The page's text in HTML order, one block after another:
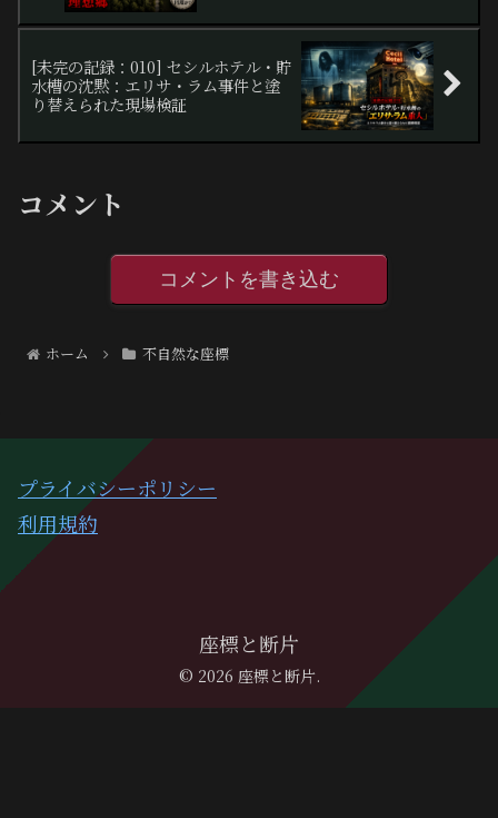
[未完の記録：010] セシルホテル・貯
水槽の沈黙：エリサ・ラム事件と塗
り替えられた現場検証
コメント
コメントを書き込む
ホーム 不自然な座標
プライバシーポリシー
利用規約
座標と断片
© 2026 座標と断片.